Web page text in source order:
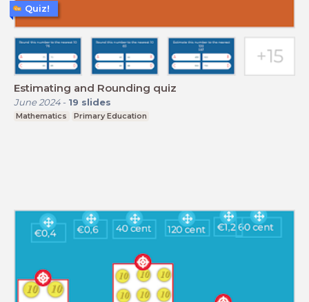
Estimating and Rounding quiz
June 2024- 19 slides
Mathematics Primary Education
Quiz!